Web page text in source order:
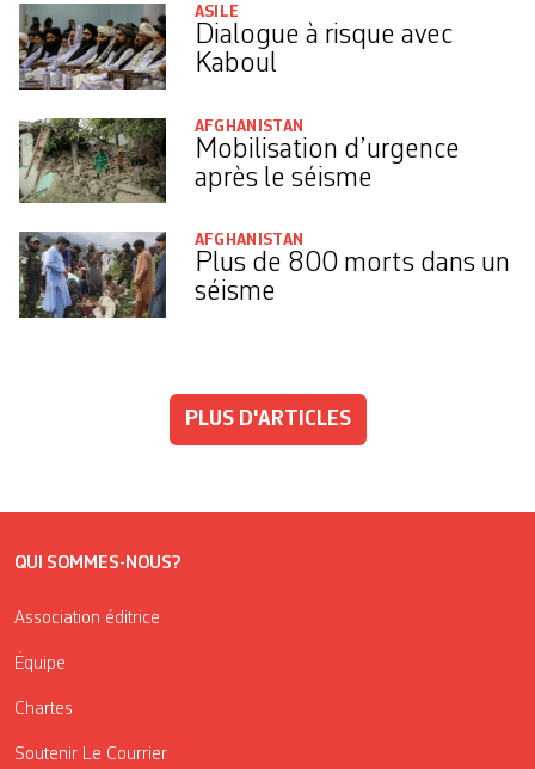
ASILE
Dialogue à risque avec
Kaboul
AFGHANISTAN
Mobilisation d’urgence
après le séisme
AFGHANISTAN
Plus de 800 morts dans un
séisme
PLUS D'ARTICLES
QUI SOMMES-NOUS?
Association éditrice
Équipe
Chartes
Soutenir Le Courrier